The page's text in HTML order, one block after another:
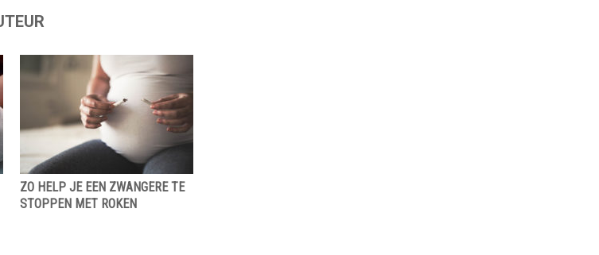
ZO HELP JE EEN ZWANGERE TE
STOPPEN MET ROKEN